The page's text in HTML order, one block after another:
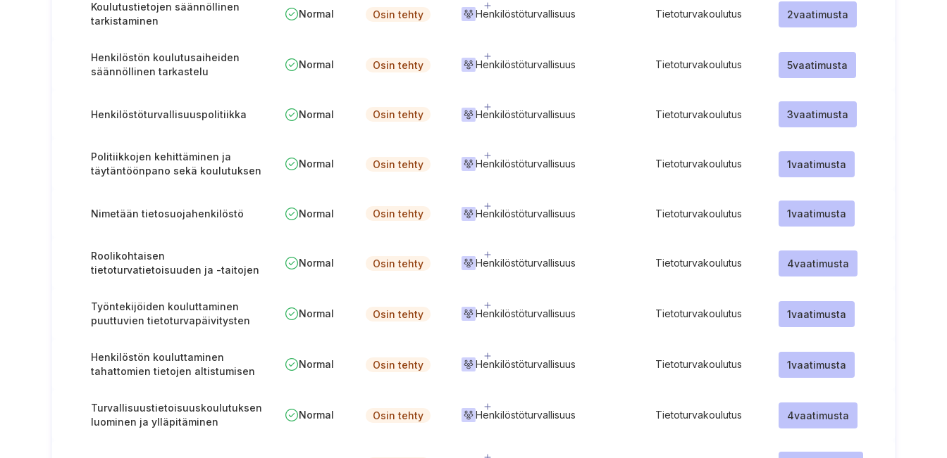
Koulutustietojen säännöllinen
tarkistaminen
Normal Osin tehty Henkilöstöturvallisuus Tietoturvakoulutus 2vaatimusta
Henkilöstön koulutusaiheiden
säännöllinen tarkastelu
Normal Osin tehty Henkilöstöturvallisuus Tietoturvakoulutus 5vaatimusta
Henkilöstöturvallisuuspolitiikka Normal Osin tehty Henkilöstöturvallisuus Tietoturvakoulutus 3vaatimusta
Politiikkojen kehittäminen ja
täytäntöönpano sekä koulutuksen
Normal Osin tehty Henkilöstöturvallisuus Tietoturvakoulutus 1vaatimusta
Nimetään tietosuojahenkilöstö Normal Osin tehty Henkilöstöturvallisuus Tietoturvakoulutus 1vaatimusta
Roolikohtaisen
tietoturvatietoisuuden ja -taitojen
Normal Osin tehty Henkilöstöturvallisuus Tietoturvakoulutus 4vaatimusta
Työntekijöiden kouluttaminen
puuttuvien tietoturvapäivitysten
Normal Osin tehty Henkilöstöturvallisuus Tietoturvakoulutus 1vaatimusta
Henkilöstön kouluttaminen
tahattomien tietojen altistumisen
Normal Osin tehty Henkilöstöturvallisuus Tietoturvakoulutus 1vaatimusta
Turvallisuustietoisuuskoulutuksen
luominen ja ylläpitäminen
Normal Osin tehty Henkilöstöturvallisuus Tietoturvakoulutus 4vaatimusta